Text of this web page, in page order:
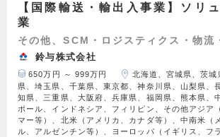
【国際輸送・輸出入事業】ソリ
業
その他、SCM・ロジスティクス・物流
鈴与株式会社
650万円 ～ 999万円
北海道、宮城県、茨城
県、埼玉県、千葉県、東京都、神奈川県、山梨県、
知県、三重県、大阪府、兵庫県、福岡県、熊本県、
ポール、インドネシア、フィリピン、その他アジア
マー等）、北米（アメリカ、カナダ等）、中南米（
ル、アルゼンチン等）、ヨーロッパ（イギリス、フ